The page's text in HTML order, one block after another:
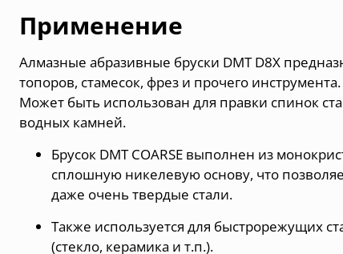
Применение
Алмазные абразивные бруски DMT D8X
топоров, стамесок, фрез и прочего инструмента.
Может быть использован для правки спинок
водных камней.
Брусок DMTCOARSE выполнен из
сплошную никелевую основу, что
даже очень твердые стали.
Также используется для быстрорежущих
(стекло, керамика и т.п.).